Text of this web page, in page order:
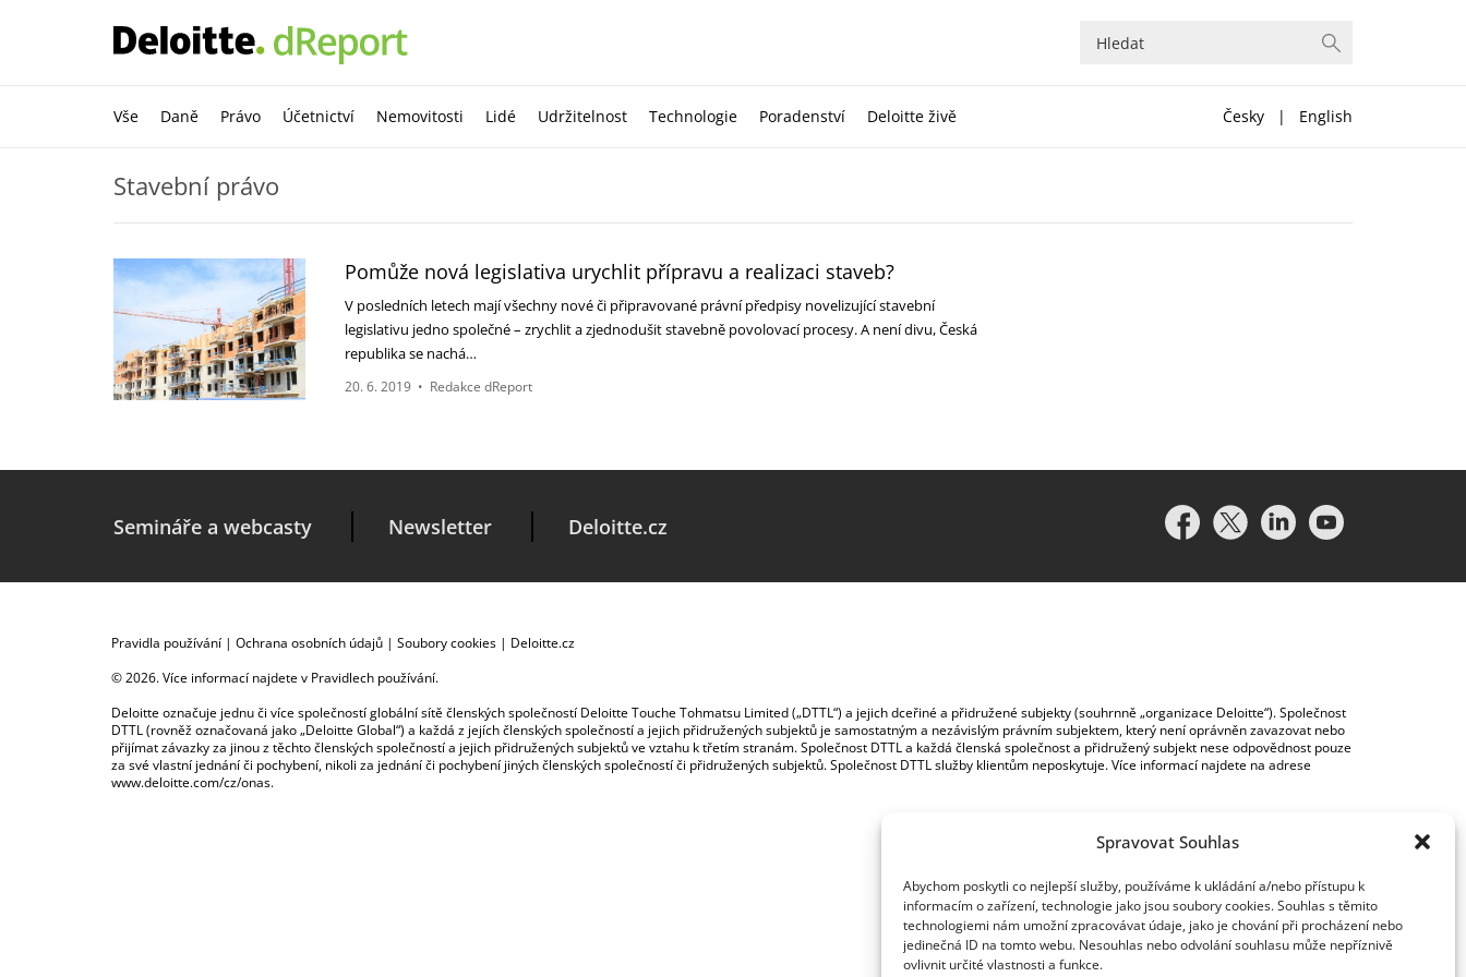
Spravovat Souhlas
Abychom poskytli co nejlepší služby, používáme k ukládání a/nebo přístupu k
informacím o zařízení, technologie jako jsou soubory cookies. Souhlas s těmito
technologiemi nám umožní zpracovávat údaje, jako je chování při procházení nebo
jedinečná ID na tomto webu. Nesouhlas nebo odvolání souhlasu může nepříznivě
ovlivnit určité vlastnosti a funkce.
Vše Daně Právo Účetnictví Nemovitosti Lidé Udržitelnost Technologie Poradenství Deloitte živě Česky | English
Stavební právo
Pomůže nová legislativa urychlit přípravu a realizaci staveb?
V posledních letech mají všechny nové či připravované právní předpisy novelizující stavební
legislativu jedno společné – zrychlit a zjednodušit stavebně povolovací procesy. A není divu, Česká
republika se nachá…
20. 6. 2019 • Redakce dReport
Semináře a webcasty Newsletter Deloitte.cz
Pravidla používání | Ochrana osobních údajů | Soubory cookies | Deloitte.cz
© 2026. Více informací najdete v Pravidlech používání.
Deloitte označuje jednu či více společností globální sítě členských společností Deloitte Touche Tohmatsu Limited („DTTL“) a jejich dceřiné a přidružené subjekty (souhrnně „organizace Deloitte“). Společnost
DTTL (rovněž označovaná jako „Deloitte Global“) a každá z jejích členských společností a jejich přidružených subjektů je samostatným a nezávislým právním subjektem, který není oprávněn zavazovat nebo
přijímat závazky za jinou z těchto členských společností a jejich přidružených subjektů ve vztahu k třetím stranám. Společnost DTTL a každá členská společnost a přidružený subjekt nese odpovědnost pouze
za své vlastní jednání či pochybení, nikoli za jednání či pochybení jiných členských společností či přidružených subjektů. Společnost DTTL služby klientům neposkytuje. Více informací najdete na adrese
www.deloitte.com/cz/onas.